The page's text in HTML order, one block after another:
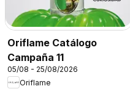
Oriflame Catálogo
Campaña 11
05/08 - 25/08/2026
Oriflame